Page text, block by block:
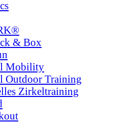
& Box
Mobility
Outdoor Training
Zirkeltraining